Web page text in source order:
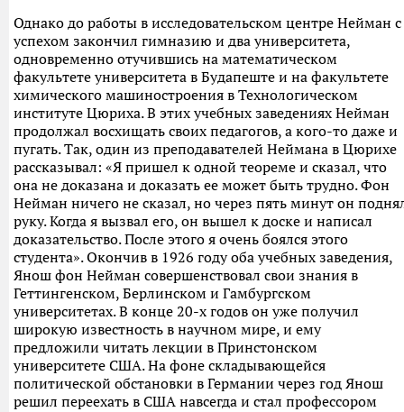
Однако до работы в исследовательском центре Нейман с
успехом закончил гимназию и два университета,
одновременно отучившись на математическом
факультете университета в Будапеште и на факультете
химического машиностроения в Технологическом
институте Цюриха. В этих учебных заведениях Нейман
продолжал восхищать своих педагогов, а кого-то даже и
пугать. Так, один из преподавателей Неймана в Цюрихе
рассказывал: «Я пришел к одной теореме и сказал, что
она не доказана и доказать ее может быть трудно. Фон
Нейман ничего не сказал, но через пять минут он
руку. Когда я вызвал его, он вышел к доске и написал
доказательство. После этого я очень боялся этого
студента». Окончив в 1926 году оба учебных заведения,
Янош фон Нейман совершенствовал свои знания в
Геттингенском, Берлинском и Гамбургском
университетах. В конце 20-х годов он уже получил
широкую известность в научном мире, и ему
предложили читать лекции в Принстонском
университете США. На фоне складывающейся
политической обстановки в Германии через год Янош
решил переехать в США навсегда и стал профессором